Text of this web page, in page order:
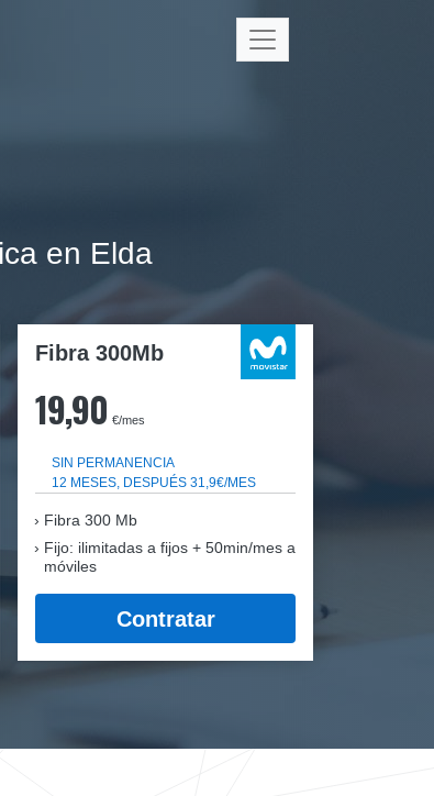
en Elda
Fibra 300Mb
19,90 €/mes
SIN PERMANENCIA
12 MESES, DESPUÉS 31,9€/MES
Fibra 300 Mb
Fijo: ilimitadas a fijos + 50min/mes a
móviles
Contratar